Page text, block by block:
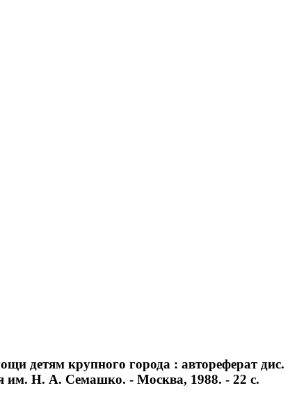
детям крупного города : автореферат дис.
им. Н. А. Семашко. - Москва, 1988. - 22 с.